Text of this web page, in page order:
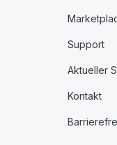
Support
Aktueller
Kontakt